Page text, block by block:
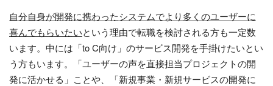
自分自身が開発に携わったシステムでより多くのユーザーに
喜んでもらいたいという理由で転職を検討される方も一定数
います。中には「to C向け」のサービス開発を手掛けたいとい
う方もいます。「ユーザーの声を直接担当プロジェクトの開
発に活かせる」ことや、「新規事業・新規サービスの開発に